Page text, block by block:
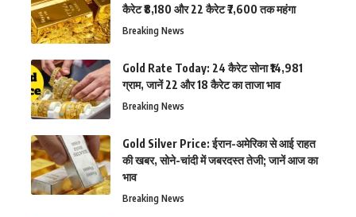
कैरेट ₹8,180 और 22 कैरेट ₹7,600 तक महंगा
Breaking News
Gold Rate Today: 24 कैरेट सोना ₹14,981
ग्राम, जानें 22 और 18 कैरेट का ताजा भाव
Breaking News
Gold Silver Price: ईरान-अमेरिका से आई राहत
की खबर, सोने-चांदी में जबरदस्त तेजी; जानें आज का
भाव
Breaking News